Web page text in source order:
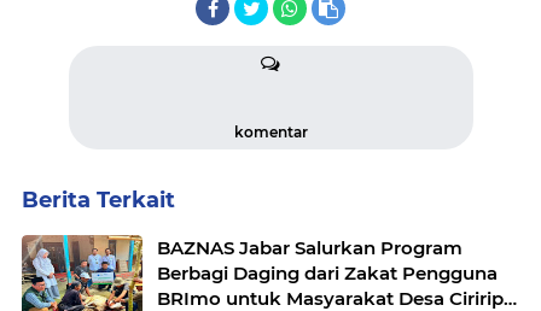
komentar
Berita Terkait
BAZNAS Jabar Salurkan Program
Berbagi Daging dari Zakat Pengguna
BRImo untuk Masyarakat Desa Ciririp